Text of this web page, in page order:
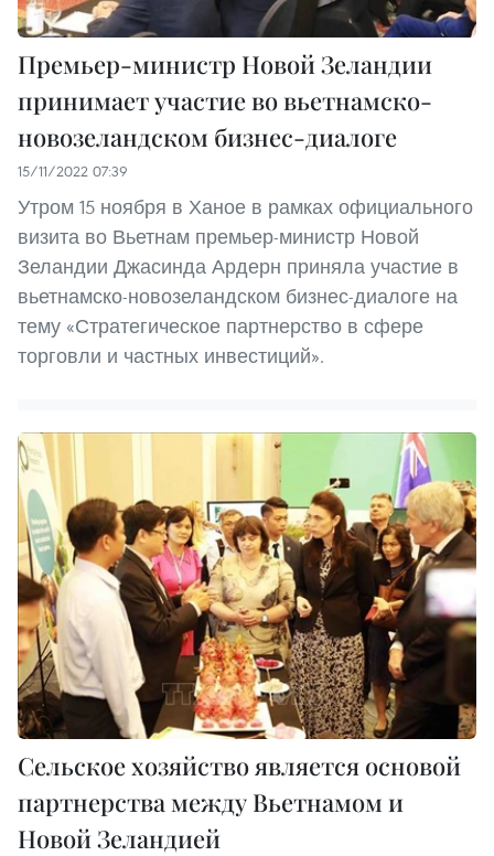
Премьер-министр Новой Зеландии
принимает участие во вьетнамско-
новозеландском бизнес-диалоге
15/11/2022 07:39
Утром 15 ноября в Ханое в рамках официального
визита во Вьетнам премьер-министр Новой
Зеландии Джасинда Ардерн приняла участие в
вьетнамско-новозеландском бизнес-диалоге на
тему «Стратегическое партнерство в сфере
торговли и частных инвестиций».
Сельское хозяйство является основой
партнерства между Вьетнамом и
Новой Зеландией